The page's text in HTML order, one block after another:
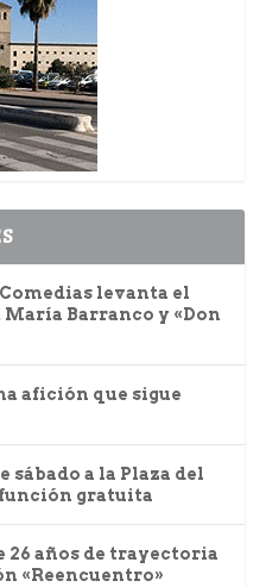
levanta el
Barranco y «Don
afición que sigue
sábado a la Plaza del
gratuita
años de trayectoria
«Reencuentro»